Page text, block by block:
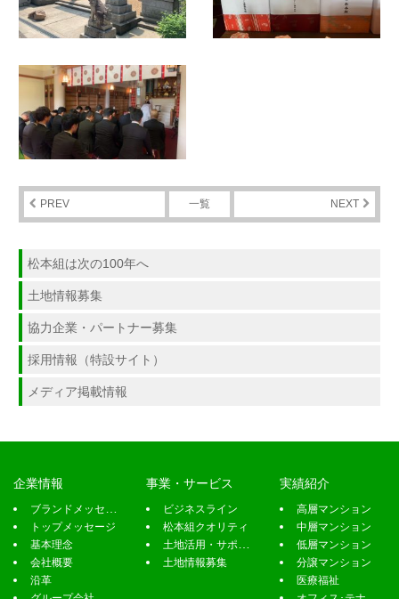
PREV 一覧 NEXT
企業情報
ブランドメッセージ
トップメッセージ
基本理念
会社概要
沿革
事業・サービス
ビジネスライン
松本組クオリティ
土地活用・サポート
土地情報募集
実績紹介
高層マンション
中層マンション
低層マンション
分譲マンション
医療福祉